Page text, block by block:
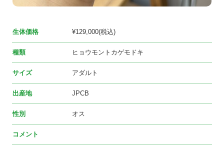
生体価格 ¥129,000(税込)
種類 ヒョウモントカゲモドキ
サイズ アダルト
出産地 JPCB
性別 オス
コメント